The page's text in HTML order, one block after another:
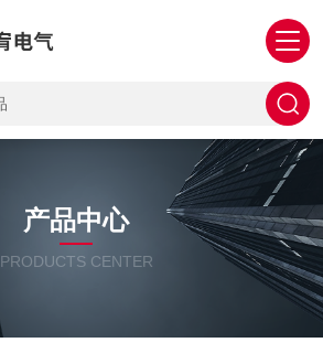
产品中心
PRODUCTS CENTER